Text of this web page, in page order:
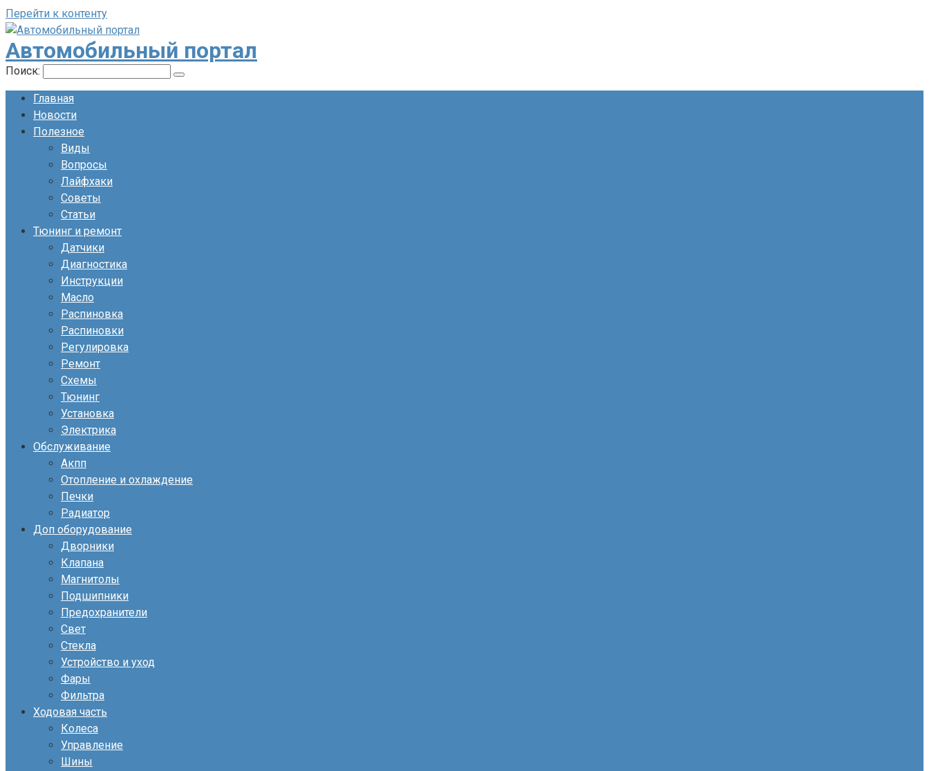
Перейти к контенту
Автомобильный портал
Поиск:
Главная
Новости
Полезное
Виды
Вопросы
Лайфхаки
Советы
Статьи
Тюнинг и ремонт
Датчики
Диагностика
Инструкции
Масло
Распиновка
Распиновки
Регулировка
Ремонт
Схемы
Тюнинг
Установка
Электрика
Обслуживание
Акпп
Отопление и охлаждение
Печки
Радиатор
Доп оборудование
Дворники
Клапана
Магнитолы
Подшипники
Предохранители
Свет
Стекла
Устройство и уход
Фары
Фильтра
Ходовая часть
Колеса
Управление
Шины